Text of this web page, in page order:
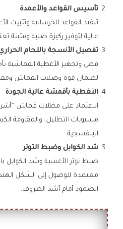
تأسيس القواعد والأعمدة
تنفيذ القواعد الخرسانية وتثبيت
عالية لتوفير ركيزة صلبة ومتينة
تفصيل الأنسجة باللحام
قص وتجهيز الأغطية القماشية
لضمان قوة وصلات القماش
التغطية بأقمشة عالية الجودة
الاعتماد على مظلات قماش
مستويات التظليل، والمقاومة
البنفسجية.
شد الكوابل وضبط التوتر
ضبط توتر الأغشية وشَد
معتمدة للوصول إلى الشكل
الصمود أمام أشد الظروف.